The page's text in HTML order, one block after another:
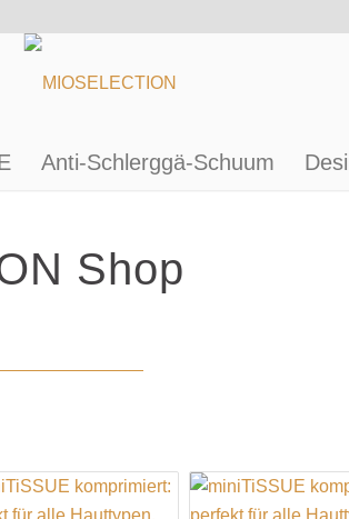
Anti-Schlerggä-Schuum
Shop